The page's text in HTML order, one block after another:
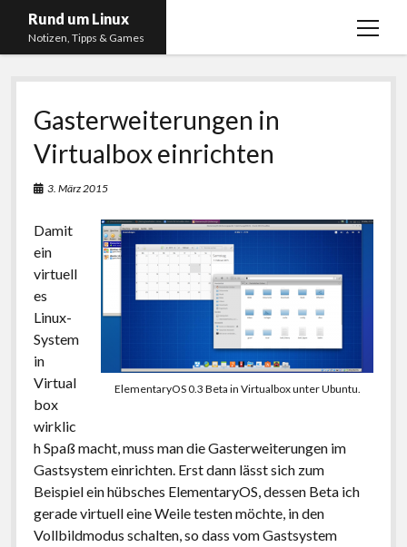
Rund um Linux
Notizen, Tipps & Games
Menü
Startseite
Linux
Gaming
RSS, Social Media, YouTube & Twitch
Impressum
Datenschutzerklärung
twitter
Gasterweiterungen in
Virtualbox einrichten
3. März 2015
ElementaryOS 0.3 Beta in Virtualbox unter Ubuntu.
Damit
ein
virtuell
es
Linux-
System
in
Virtual
box
wirklic
h Spaß macht, muss man die Gasterweiterungen im
Gastsystem einrichten. Erst dann lässt sich zum
Beispiel ein hübsches ElementaryOS, dessen Beta ich
gerade virtuell eine Weile testen möchte, in den
Vollbildmodus schalten, so dass vom Gastsystem